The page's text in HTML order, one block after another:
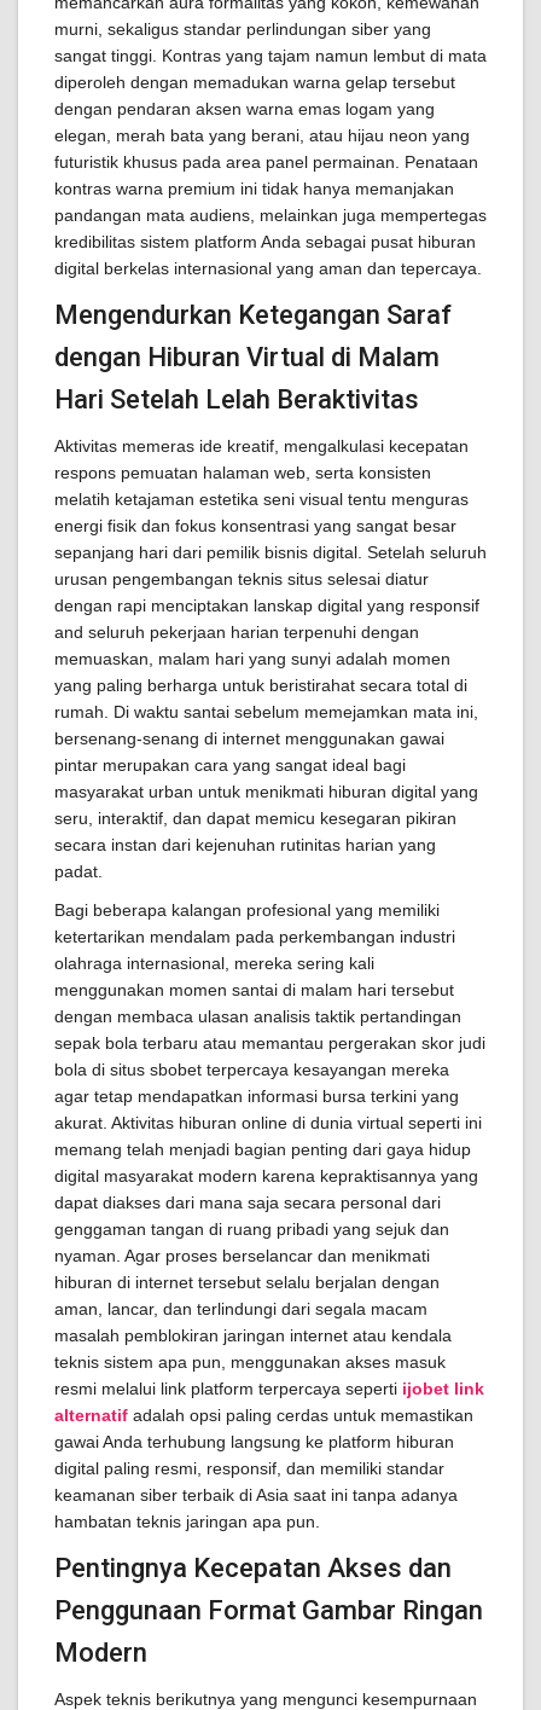
murni, sekaligus standar perlindungan siber yang
sangat tinggi. Kontras yang tajam namun lembut di mata
diperoleh dengan memadukan warna gelap tersebut
dengan pendaran aksen warna emas logam yang
elegan, merah bata yang berani, atau hijau neon yang
futuristik khusus pada area panel permainan. Penataan
kontras warna premium ini tidak hanya memanjakan
pandangan mata audiens, melainkan juga mempertegas
kredibilitas sistem platform Anda sebagai pusat hiburan
digital berkelas internasional yang aman dan tepercaya.
Mengendurkan Ketegangan Saraf
dengan Hiburan Virtual di Malam
Hari Setelah Lelah Beraktivitas
Aktivitas memeras ide kreatif, mengalkulasi kecepatan
respons pemuatan halaman web, serta konsisten
melatih ketajaman estetika seni visual tentu menguras
energi fisik dan fokus konsentrasi yang sangat besar
sepanjang hari dari pemilik bisnis digital. Setelah seluruh
urusan pengembangan teknis situs selesai diatur
dengan rapi menciptakan lanskap digital yang responsif
and seluruh pekerjaan harian terpenuhi dengan
memuaskan, malam hari yang sunyi adalah momen
yang paling berharga untuk beristirahat secara total di
rumah. Di waktu santai sebelum memejamkan mata ini,
bersenang-senang di internet menggunakan gawai
pintar merupakan cara yang sangat ideal bagi
masyarakat urban untuk menikmati hiburan digital yang
seru, interaktif, dan dapat memicu kesegaran pikiran
secara instan dari kejenuhan rutinitas harian yang
padat.
Bagi beberapa kalangan profesional yang memiliki
ketertarikan mendalam pada perkembangan industri
olahraga internasional, mereka sering kali
menggunakan momen santai di malam hari tersebut
dengan membaca ulasan analisis taktik pertandingan
sepak bola terbaru atau memantau pergerakan skor judi
bola di situs sbobet terpercaya kesayangan mereka
agar tetap mendapatkan informasi bursa terkini yang
akurat. Aktivitas hiburan online di dunia virtual seperti ini
memang telah menjadi bagian penting dari gaya hidup
digital masyarakat modern karena kepraktisannya yang
dapat diakses dari mana saja secara personal dari
genggaman tangan di ruang pribadi yang sejuk dan
nyaman. Agar proses berselancar dan menikmati
hiburan di internet tersebut selalu berjalan dengan
aman, lancar, dan terlindungi dari segala macam
masalah pemblokiran jaringan internet atau kendala
teknis sistem apa pun, menggunakan akses masuk
resmi melalui link platform terpercaya seperti ijobet link
alternatif adalah opsi paling cerdas untuk memastikan
gawai Anda terhubung langsung ke platform hiburan
digital paling resmi, responsif, dan memiliki standar
keamanan siber terbaik di Asia saat ini tanpa adanya
hambatan teknis jaringan apa pun.
Pentingnya Kecepatan Akses dan
Penggunaan Format Gambar Ringan
Modern
Aspek teknis berikutnya yang mengunci kesempurnaan